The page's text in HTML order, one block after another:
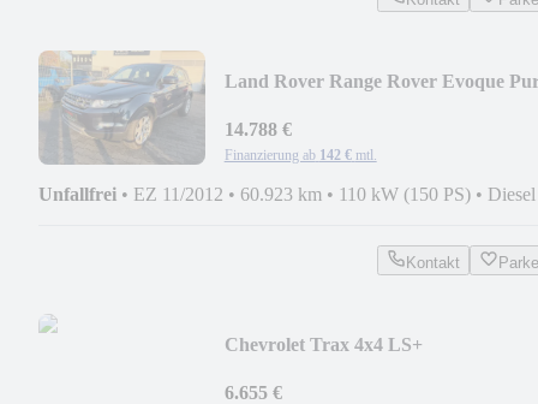
Land Rover Range Rover Evoque
14.788 €
Finanzierung ab 142 € mtl.
Unfallfrei • EZ 11/2012 • 60.923 km • 110 kW (150 PS) • Diesel
Kontakt
Chevrolet Trax 4x4 LS+
6.655 €